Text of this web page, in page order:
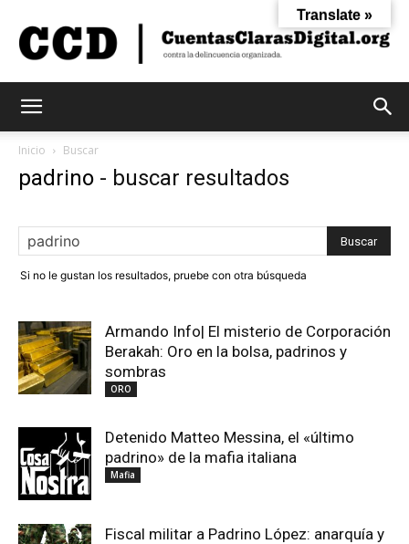
Inicio Buscar
padrino - buscar resultados
Si no le gustan los resultados, pruebe con otra búsqueda
Armando Info| El misterio de Corporación
Berakah: Oro en la bolsa, padrinos y
sombras
ORO
Detenido Matteo Messina, el «último
padrino» de la mafia italiana
Mafia
Fiscal militar a Padrino López: anarquía y
Translate »